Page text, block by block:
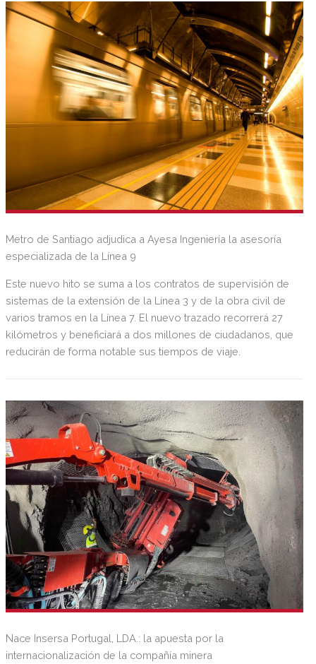
Metro de Santiago adjudica a Ayesa Ingeniería la asesoría
especializada de la Línea 9
Este nuevo hito se suma a los contratos de supervisión de
sistemas de la extensión de la Línea 3 y de la obra civil de
varios tramos en la Línea 7. El nuevo trazado recorrerá 27
kilómetros y beneficiará a dos millones de ciudadanos, que
reducirán de forma notable sus tiempos de viaje.
Nace Insersa Portugal, LDA.: la apuesta por la
internacionalización de la compañía minera